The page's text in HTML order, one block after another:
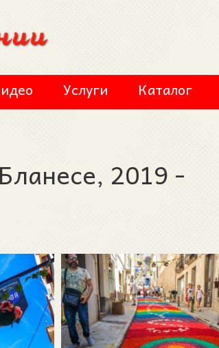
Услуги Каталог
2019 -